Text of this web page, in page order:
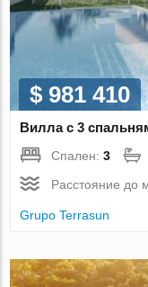
$ 981 410
Вилла с 3
Спален:3
Расстояние до
Grupo Terrasun